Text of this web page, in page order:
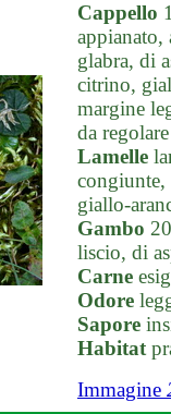
Cappello
appianato,
glabra, di
citrino,
margine
da
Lamelle
giallo-
Gambo
liscio, di
Carne
Odore
Sapore
Habitat
Immagine